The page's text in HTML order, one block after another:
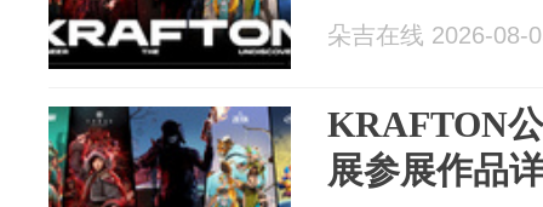
朵吉在线 2026-08-
KRAFTON
展参展作品